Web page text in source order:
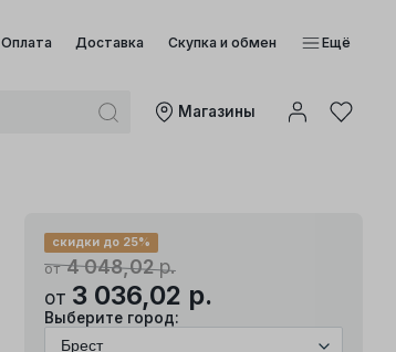
Оплата Доставка Скупка и обмен Ещё
Mагазины
от4 048,02р.
скидки до 25%
от 3 036,02 р.
Выберите город: